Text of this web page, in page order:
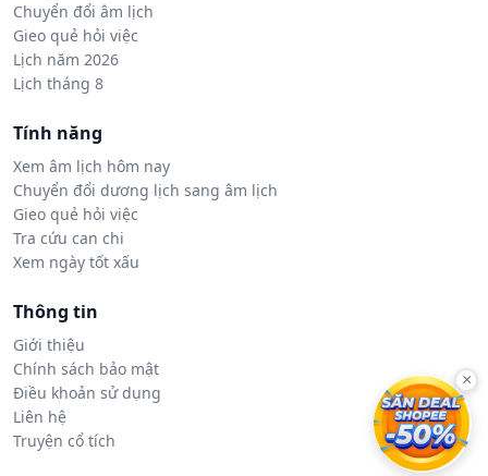
Chuyển đổi âm lịch
Gieo quẻ hỏi việc
Lịch năm 2026
Lịch tháng 8
Tính năng
Xem âm lịch hôm nay
Chuyển đổi dương lịch sang âm lịch
Gieo quẻ hỏi việc
Tra cứu can chi
Xem ngày tốt xấu
Thông tin
Giới thiệu
Chính sách bảo mật
Điều khoản sử dụng
Liên hệ
Truyện cổ tích
×